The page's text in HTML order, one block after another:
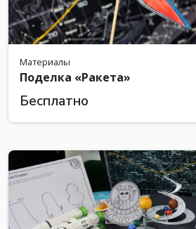
Материалы
Поделка «Ракета»
Бесплатно